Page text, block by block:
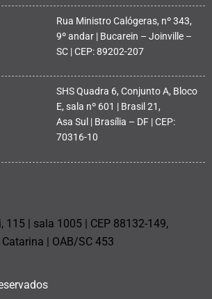
Rua Ministro Calógeras, nº 343,
9º andar | Bucarein – Joinville –
SC | CEP: 89202-207
SHS Quadra 6, Conjunto A, Bloco
E, sala nº 601 | Brasil 21,
Asa Sul | Brasília – DF | CEP:
70316-10
115 | sala 1005 | CEP 88132-149,
| OAB/SC 453